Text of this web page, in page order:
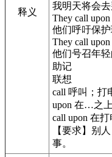
释义
我明天将会去
They call upon
他们呼吁保护
They call
他们号召年轻
助记
联想
call 呼叫；打
upon 在…之上
call upon 在
【要求】别
事。